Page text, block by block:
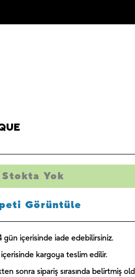
Stokta Yok
Görüntüle
gün içerisinde iade edebilirsiniz.
kargoya teslim edilir.
sonra sipariş sırasında belirtmiş